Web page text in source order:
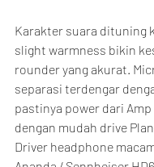
Karakter suara dituning
slight warmness bikin
rounder yang akurat.
separasi terdengar
pastinya power dari Amp
dengan mudah drive
Driver headphone